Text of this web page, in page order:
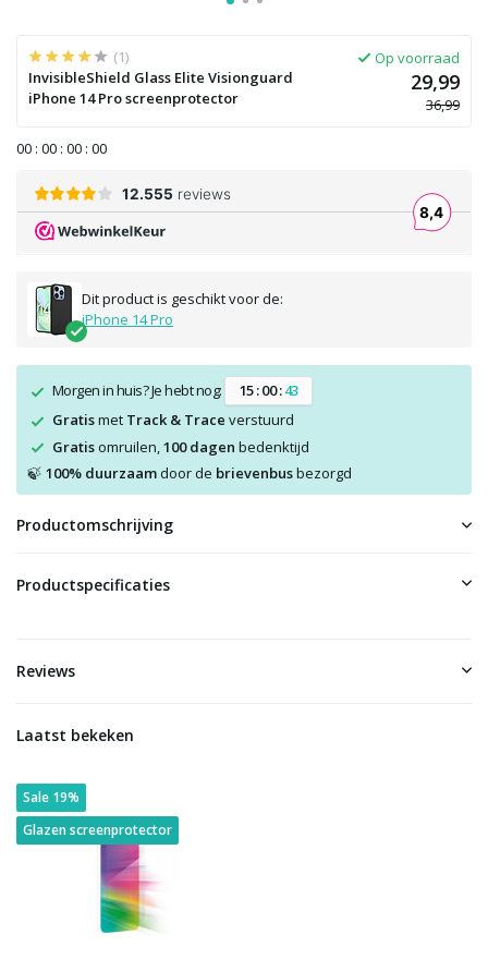
(1)
InvisibleShield Glass Elite Visionguard
iPhone 14 Pro screenprotector
Op voorraad
29,99
36,99
00 : 00 : 00 : 00
Dit product is geschikt voor de:
iPhone 14 Pro
Morgen in huis? Je hebt nog: 15:00:43
Gratismet Track & Trace verstuurd
Gratisomruilen, 100 dagen bedenktijd
🍃 100% duurzaamdoor de brievenbusbezorgd
Productomschrijving
Productspecificaties
Reviews
Laatst bekeken
Sale 19%
Glazen screenprotector